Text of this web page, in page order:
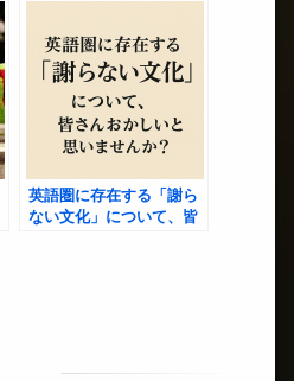
英語圏に存在する「謝ら
ない文化」について、皆